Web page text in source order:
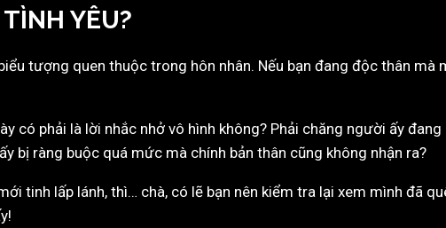
YÊU?
tượng quen thuộc trong hôn nhân. Nếu bạn đang độc thân mà
có phải là lời nhắc nhở vô hình không? Phải chăng người ấy
bị ràng buộc quá mức mà chính bản thân cũng không nhận ra?
tinh lấp lánh, thì… chà, có lẽ bạn nên kiểm tra lại xem mình đã